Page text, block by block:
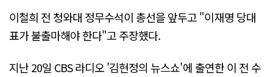
이철희 전 청와대 정무수석이 총선을 앞두고 "이재명 당대
표가 불출마해야 한다"고 주장했다.
지난 20일 CBS 라디오 '김현정의 뉴스쇼'에 출연한 이 전 수